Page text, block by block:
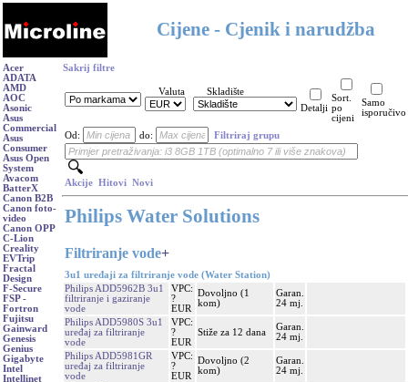
Cijene - Cjenik i narudžba
Acer
ADATA
AMD
AOC
Asonic
Asus
Commercial
Asus
Consumer
Asus Open
System
Avacom
BatterX
Canon B2B
Canon foto-
video
Canon OPP
C-Lion
Creality
EVTrip
Fractal
Design
F-Secure
FSP -
Fortron
Fujitsu
Gainward
Genesis
Genius
Gigabyte
Intel
Intellinet
Sakrij filtre
Valuta
Skladište
Detalji
Sort.
po
cijeni
Samo
isporučivo
Od: do: Filtriraj grupu
Akcije Hitovi Novi
Philips Water Solutions
Filtriranje vode+
3u1 uređaji za filtriranje vode (Water Station)
Philips ADD5962B 3u1
filtriranje i gaziranje
vode
VPC:
?
EUR
Dovoljno (1
kom)
Garan.
24 mj.
Philips ADD5980S 3u1
uređaj za filtriranje
vode
VPC:
?
EUR
Stiže za 12 dana
Garan.
24 mj.
Philips ADD5981GR
uređaj za filtriranje
vode
VPC:
?
EUR
Dovoljno (2
kom)
Garan.
24 mj.